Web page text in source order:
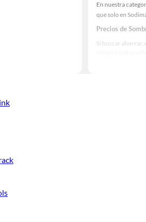
En nuestra
que solo en
Precios de
Si buscar ahorrar,